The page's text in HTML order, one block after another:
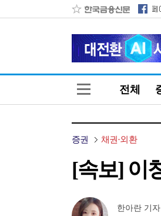
전체
증권 채권·외환
[속보] 이
한아란 기자